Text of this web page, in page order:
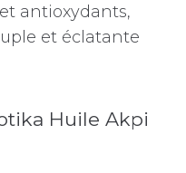
antioxydants,
et éclatante
Huile Akpi